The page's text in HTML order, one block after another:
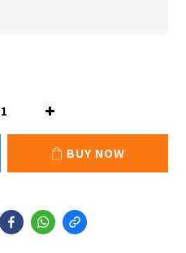
BUY NOW